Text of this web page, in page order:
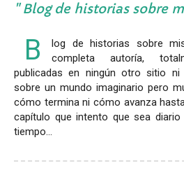
Blog de historias sobre
B
log de historias sobre
completa autoría,
publicadas en ningún otro sitio
sobre un mundo imaginario pero
cómo termina ni cómo avanza
capítulo que intento que sea
tiempo...